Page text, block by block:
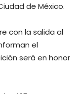
de México.
con la salida al
el
será en honor